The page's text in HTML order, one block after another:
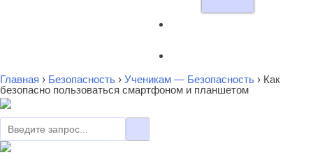
Главная › Безопасность › Ученикам — Безопасность › Как
безопасно пользоваться смартфоном и планшетом